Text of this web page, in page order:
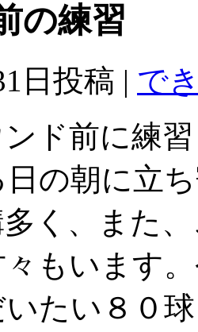
の練習
日投稿 | で
ド前に練
の朝に立
く、また
もいます
いたい８０